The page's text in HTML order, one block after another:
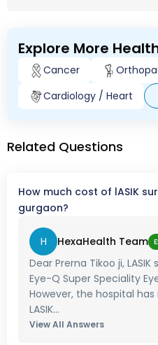
Explore More
Cancer
Cardiology / Heart
Related Questions
How much cost of lASIK
gurgaon?
H HexaHealth Team
Dear Prerna Tikoo ji,
Eye-Q Super Speciality
However, the hospital
LASIK...
View All Answers